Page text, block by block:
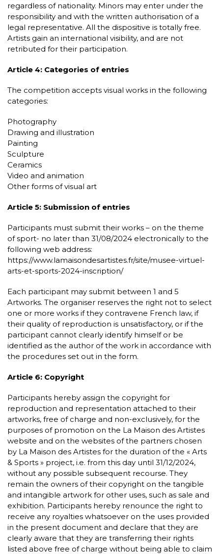
regardless of nationality. Minors may enter under the
responsibility and with the written authorisation of a
legal representative. All the dispositive is totally free.
Artists gain an international visibility, and are not
retributed for their participation.
Article 4: Categories of entries
The competition accepts visual works in the following
categories:
Photography
Drawing and illustration
Painting
Sculpture
Ceramics
Video and animation
Other forms of visual art
Article 5: Submission of entries
Participants must submit their works – on the theme
of sport- no later than 31/08/2024 electronically to the
following web address:
https://www.lamaisondesartistes.fr/site/musee-virtuel-
arts-et-sports-2024-inscription/
Each participant may submit between 1 and 5
Artworks. The organiser reserves the right not to select
one or more works if they contravene French law, if
their quality of reproduction is unsatisfactory, or if the
participant cannot clearly identify himself or be
identified as the author of the work in accordance with
the procedures set out in the form.
Article 6: Copyright
Participants hereby assign the copyright for
reproduction and representation attached to their
artworks, free of charge and non-exclusively, for the
purposes of promotion on the La Maison des Artistes
website and on the websites of the partners chosen
by La Maison des Artistes for the duration of the « Arts
& Sports » project, i.e. from this day until 31/12/2024,
without any possible subsequent recourse. They
remain the owners of their copyright on the tangible
and intangible artwork for other uses, such as sale and
exhibition. Participants hereby renounce the right to
receive any royalties whatsoever on the uses provided
in the present document and declare that they are
clearly aware that they are transferring their rights
listed above free of charge without being able to claim